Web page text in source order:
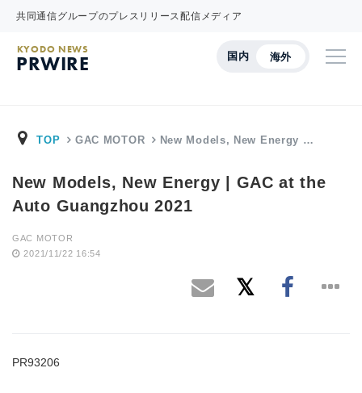
共同通信グループのプレスリリース配信メディア
国内 海外
KYODO NEWS
PRWIRE
TOP GAC MOTOR New Models, New Energy …
New Models, New Energy | GAC at the
Auto Guangzhou 2021
GAC MOTOR
2021/11/22 16:54
PR93206